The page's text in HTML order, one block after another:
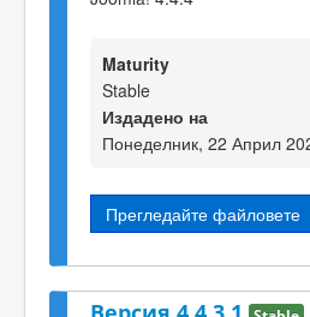
Maturity
Stable
Издадено на
Понеделник, 22 Април
Прегледайте файловете